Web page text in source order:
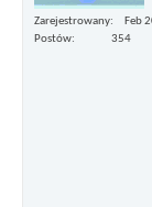
Zarejestrowany
Feb
Postów
354